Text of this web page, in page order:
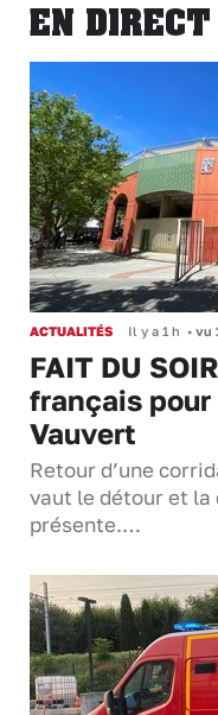
EN DIRECT
ACTUALITÉS Il y a 1 h • vu
FAIT DU
français pour
Vauvert
Retour d’une
vaut le détour et la
présente.…